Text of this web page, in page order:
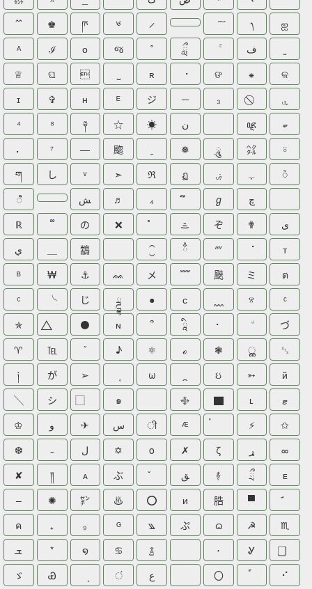
♚
ཫ ༦ ᭞
ஐ
ᴬ
ℐ ᴏ જ ླྀ
ف
♕
ଘ  ʀ ⠐ ଙ ⁕
ଳ
ɪ
✞ ʜ ᴱ ジ － ₃
ۑ
⁴
⁸ ༈ ☆ ☀ ن ꦘ
ބ
⠄
⁷ ― 䬍 ❅ ཱུ ㌶
⍤
ག
し ➣ ℜ ฏ ۻ ﮩ
ᮁ
ꦶ
ﺶ ♬ ₄ ℊ
چ
ℝ
の ❌ ᯥ ぞ ✟
ى
ي
䳪 ⁐ ྃ ⁗ ⠈
ᴛ
ᴮ
₩ ⚓ ᨐ メ ﹌ 䬊 ミ
ต
╰
じ ྜྷ ● с ⱄ
ᶜ
✯
⚫ ɴ ՞ ཱི ⠂
づ
♈
℡ ˇ ♪ ⚛ ℴ ❃ ൢ
␂
༏
が ➢ ω ઇ ➳
й
╲
シ ๑ ࿇ ▇ ʟ
ޓ
♔
و ✈ س ी ᴭ ⚡
✩
❆
ل ✡ o ✗ ζ ړ
∞
✘
༎ ᴀ ぶ ﻖ ࿈ ྲྀ
ᴇ
–
✺ ㌢ ♨ ⭕ и 㬶
▀
ค
₊ ₉ ᴳ ꧉ ぷ ᦒ ☭
♏
ܫ
* ໑ ♋ ࿄ ･
Ꮍ
ゞ
Ꮿ ं ع 〇 ⠊